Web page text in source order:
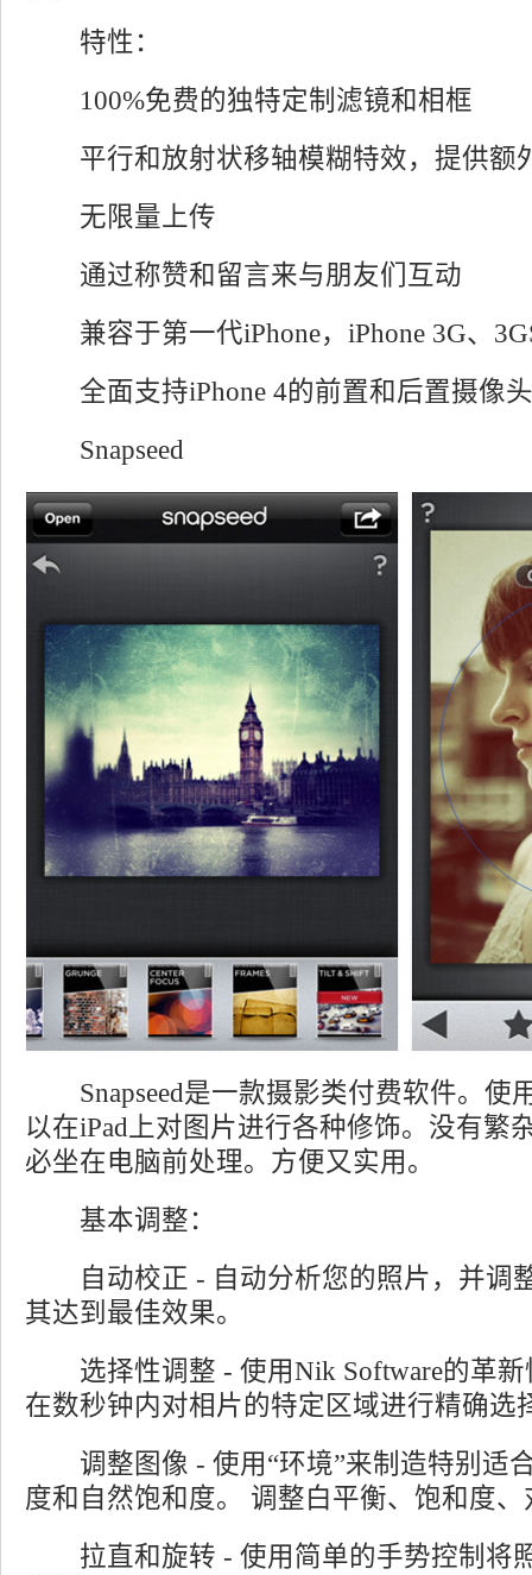
特性：
100%免费的独特定制滤镜和相框
平行和放射状移轴模糊特效，提供额
无限量上传
通过称赞和留言来与朋友们互动
兼容于第一代iPhone，iPhone 3G、
全面支持iPhone 4的前置和后置摄像头
Snapseed
Snapseed是一款摄影类付费软件。使用
以在iPad上对图片进行各种修饰。没有繁
必坐在电脑前处理。方便又实用。
基本调整：
自动校正 - 自动分析您的照片，并调
其达到最佳效果。
选择性调整 - 使用Nik Software的革新
在数秒钟内对相片的特定区域进行精确选
调整图像 - 使用“环境”来制造特别适
度和自然饱和度。 调整白平衡、饱和度
拉直和旋转 - 使用简单的手势控制将